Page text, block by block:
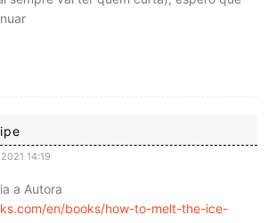
14:19
a Autora
en/books/how-to-melt-the-ice-